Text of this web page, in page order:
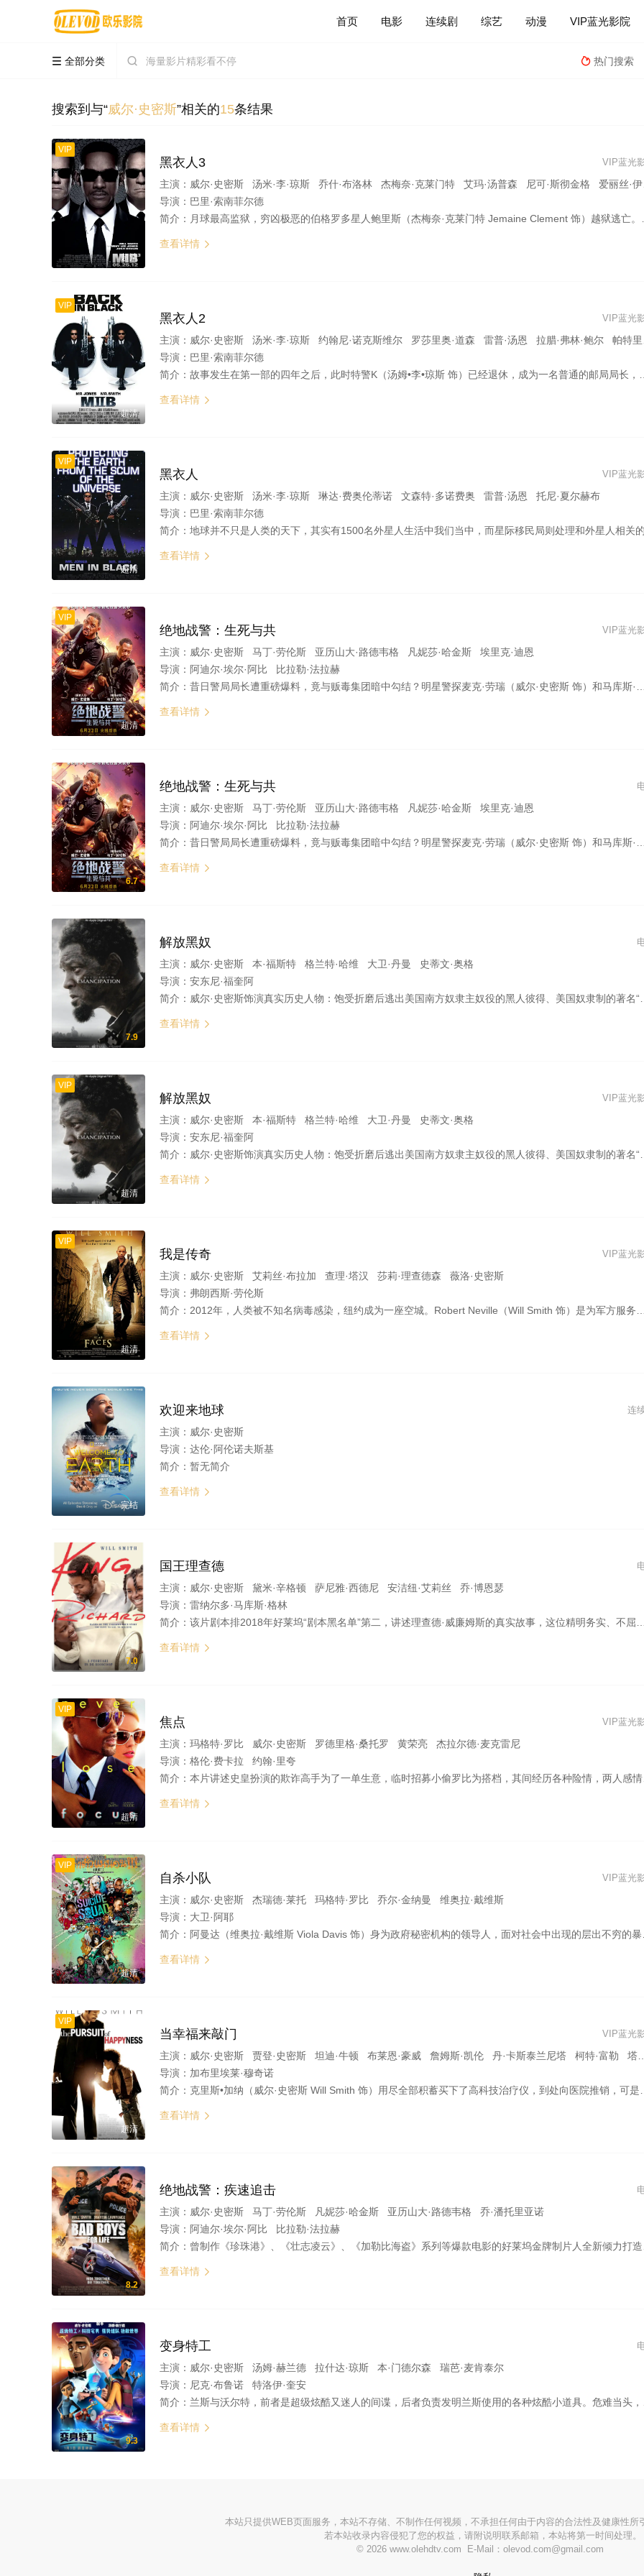
首页 电影 连续剧 综艺 动漫 VIP蓝光影院
 全部分类   热门搜索
搜索到与“威尔·史密斯”相关的15条结果
VIP
超清
VIP蓝光
黑衣人3
主演： 威尔·史密斯 汤米·李·琼斯 乔什·布洛林 杰梅奈·克莱门特 艾玛·汤普森 尼可·斯彻金格 爱丽丝·伊芙 大卫·拉斯彻 比尔·哈德尔 迈克尔·斯图巴
导演： 巴里·索南菲尔德
简介： 月球最高监狱，穷凶极恶的伯格罗多星人鲍里斯（杰梅奈·克莱门特 Jemaine Clement 饰）越狱逃亡。他在1969年犯下邪恶罪行，最终被年轻的K（乔什·布洛林 Josh Brolin 饰） 砍掉一只手臂，送入监狱。此次他逃脱的目的，就是穿越时空杀死K。与此同时，J （威尔·史密斯 Will Smith 饰）和K（汤米·李·琼斯 Tommy Lee Jones 饰）一如既往处理各种外星人引起的混乱，因对鲍里斯的案件三缄其口，两个好搭档心生隔阂。 崭新的一天，J发现K消失不见，周围更几乎没人知道K这个人。此时的K已在40年前被鲍里斯杀死，他所建立的A网也不复存在。在这危急时刻，伯格罗多星人大举入侵地球。为了保护家园，J必须穿越时空再次改变历史……
查看详情 
VIP
超清
VIP蓝光
黑衣人2
主演： 威尔·史密斯 汤米·李·琼斯 约翰尼·诺克斯维尔 罗莎里奥·道森 雷普·汤恩 拉腊·弗林·鲍尔 帕特里克·沃伯顿 迈克尔·杰克逊
导演： 巴里·索南菲尔德
简介： 故事发生在第一部的四年之后，此时特警K（汤姆•李•琼斯 饰）已经退休，成为一名普通的邮局局长，而J（威尔•史密斯 饰）则继续从事MIB的工作。 卡洛瑟星邪恶女王蛇莲娜来到地球需找宇宙能量“萨塔之星”，占领了MIB的总部。而当年逃亡到地球的萨塔公主萝娜曾请求MIB把 “萨塔之星”藏在地球，全面负责这件事情的K为了地球的安全，拒绝了她。 面对来势汹汹的蛇莲娜，MIB派J去寻找k，调查当年事件的真相，怎样说服失去记忆的K相信外星人的存在，成了J面临的第一个难题……
查看详情 
VIP
超清
VIP蓝光
黑衣人
主演： 威尔·史密斯 汤米·李·琼斯 琳达·费奥伦蒂诺 文森特·多诺费奥 雷普·汤恩 托尼·夏尔赫布
导演： 巴里·索南菲尔德
简介： 地球并不只是人类的天下，其实有1500名外星人生活中我们当中，而星际移民局则处理和外星人相关的事情。 纽约普通警察爱德华兹（威尔·史密斯 饰）因缘际会之下加入了这一组织，成为MIB的一员，代号J，从此没有名字、没有身份，成为特警K（汤姆·李·琼斯 饰）的搭档。 J应对的 第一起事件就是虫族的入侵。亚基伦王子罗斯伯在地球被虫族杀害，而他随身携带的“银河系”——宇宙次原子能源的最好来源也失踪了，若虫族找到，将给亚基伦人带来毁灭性的打击；亚基伦人发出最后通牒，如果地球人不能在一个小时之内交出“银河系”，他们就摧毁地球。 为了地球的安全，K和J不得不挺身而出。
查看详情 
VIP
超清
VIP蓝光
绝地战警：生死与共
主演： 威尔·史密斯 马丁·劳伦斯 亚历山大·路德韦格 凡妮莎·哈金斯 埃里克·迪恩
导演： 阿迪尔·埃尔·阿比 比拉勒·法拉赫
简介： 昔日警局局长遭重磅爆料，竟与贩毒集团暗中勾结？明星警探麦克·劳瑞（威尔·史密斯 饰）和马库斯·伯纳特（马丁·劳伦斯 饰）惨遭背刺，一夜从吃瓜群众沦为全美通缉犯！“怨种兄弟”为查明真相被迫重出江湖，迎接全新刺激挑战！黄金搭档能否绝处求生，在毒贩与同僚的双面夹击下洗刷污名？
查看详情 
6.7
绝地战警：生死与共
主演： 威尔·史密斯 马丁·劳伦斯 亚历山大·路德韦格 凡妮莎·哈金斯 埃里克·迪恩
导演： 阿迪尔·埃尔·阿比 比拉勒·法拉赫
简介： 昔日警局局长遭重磅爆料，竟与贩毒集团暗中勾结？明星警探麦克·劳瑞（威尔·史密斯 饰）和马库斯·伯纳特（马丁·劳伦斯 饰）惨遭背刺，一夜从吃瓜群众沦为全美通缉犯！“怨种兄弟”为查明真相被迫重出江湖，迎接全新刺激挑战！黄金搭档能否绝处求生，在毒贩与同僚的双面夹击下洗刷污名？
查看详情 
7.9
解放黑奴
主演： 威尔·史密斯 本·福斯特 格兰特·哈维 大卫·丹曼 史蒂文·奥格
导演： 安东尼·福奎阿
简介： 威尔·史密斯饰演真实历史人物：饱受折磨后逃出美国南方奴隶主奴役的黑人彼得、美国奴隶制的著名“证据”照片的主人公。 影片风格被描述为比起《为奴十二年》，更像梅尔·吉布森执导的《启示录》，Willam N. Collage写剧本，故事来自彼得的真实经历：他从奴隶主手中逃出，忍受着冷血的猎人的追杀和路易斯安那州危险的沼泽，一路向北。而当逃到北方军中，接受检查时，彼得露出了自己被种植园中的监工鞭笞得累累伤痕的后背。这一幕被拍成了著名的照片“被鞭打的脊背”(the scourged back)，刊登在1863年5月的《Independent》，以及当年7月4日的《Harper’s Weekly》。该照片成为美国奴隶制残忍暴行的证据之一，发布后推动了废奴运动和促使许多自由的黑人加入联邦军，并流传到世界各地，传言称这张照片使得法国等国家拒绝从美国南方购买棉花。
查看详情 
VIP
超清
VIP蓝光
解放黑奴
主演： 威尔·史密斯 本·福斯特 格兰特·哈维 大卫·丹曼 史蒂文·奥格
导演： 安东尼·福奎阿
简介： 威尔·史密斯饰演真实历史人物：饱受折磨后逃出美国南方奴隶主奴役的黑人彼得、美国奴隶制的著名“证据”照片的主人公。 影片风格被描述为比起《为奴十二年》，更像梅尔·吉布森执导的《启示录》，Willam N. Collage写剧本，故事来自彼得的真实经历：他从奴隶主手中逃出，忍受着冷血的猎人的追杀和路易斯安那州危险的沼泽，一路向北。而当逃到北方军中，接受检查时，彼得露出了自己被种植园中的监工鞭笞得累累伤痕的后背。这一幕被拍成了著名的照片“被鞭打的脊背”(the scourged back)，刊登在1863年5月的《Independent》，以及当年7月4日的《Harper’s Weekly》。该照片成为美国奴隶制残忍暴行的证据之一，发布后推动了废奴运动和促使许多自由的黑人加入联邦军，并流传到世界各地，传言称这张照片使得法国等国家拒绝从美国南方购买棉花。
查看详情 
VIP
超清
VIP蓝光
我是传奇
主演： 威尔·史密斯 艾莉丝·布拉加 查理·塔汉 莎莉·理查德森 薇洛·史密斯
导演： 弗朗西斯·劳伦斯
简介： 2012年，人类被不知名病毒感染，纽约成为一座空城。Robert Neville（Will Smith 饰）是为军方服务的科学家，也是对病毒有免疫力的幸存者。白天，他带着狗Sam在街道上寻找食物，用广播寻找幸存者，在实验室里研究治愈病毒的方法；晚上，他只能躲在屋子里，因为那些感染病毒而没有死亡的人们，成为了“夜魔”只能夜晚出来活动，丧失理智，会攻击所有的人。 某天，Sam也感染病毒死去，Robert Neville陷入了前所未有的孤独。当他准备和“夜魔”们同归于尽的时候，另外一个幸存者Anna(Alice Braga 饰)救了他。Anna相信山上的隔离区还有幸存者，但是固执的Robert Neville却坚持守在纽约。 又一个晚上，“夜魔”攻击Robert Neville的住所，此时他的研究已经获得成功，但是只有坚持到天亮，人类才能得以延存。
查看详情 
完结
连
欢迎来地球
主演： 威尔·史密斯
导演： 达伦·阿伦诺夫斯基
简介： 暂无简介
查看详情 
7.0
国王理查德
主演： 威尔·史密斯 黛米·辛格顿 萨尼雅·西德尼 安洁纽·艾莉丝 乔·博恩瑟
导演： 雷纳尔多·马库斯·格林
简介： 该片剧本排2018年好莱坞“剧本黑名单”第二，讲述理查德·威廉姆斯的真实故事，这位精明务实、不屈不挠、没有任何网球背景的父亲培养 出了两个网球天才，她们后来成了超级巨星——维纳斯·威廉姆斯和塞雷娜·威廉姆斯(大威小威)。 理查德·威廉姆斯为女儿们的职业网球生涯起草了一份78页的计划，女孩们在康普顿破旧、杂草丛生的公共球场上学会了这项运动。据报道，在那之前，她们的父亲与一些不喜欢这项运动、不肯让位的年轻硬汉发生了争执。威廉姆斯姐妹后来成为了网球史上最伟大的女选手之二。
查看详情 
VIP
超清
VIP蓝光
焦点
主演： 玛格特·罗比 威尔·史密斯 罗德里格·桑托罗 黄荣亮 杰拉尔德·麦克雷尼
导演： 格伦·费卡拉 约翰·里夸
简介： 本片讲述史皇扮演的欺诈高手为了一单生意，临时招募小偷罗比为搭档，其间经历各种险情，两人感情也开始升温。
查看详情 
VIP
超清
VIP蓝光
自杀小队
主演： 威尔·史密斯 杰瑞德·莱托 玛格特·罗比 乔尔·金纳曼 维奥拉·戴维斯
导演： 大卫·阿耶
简介： 阿曼达（维奥拉·戴维斯 Viola Davis 饰）身为政府秘密机构的领导人，面对社会中出现的层出不穷的暴力恐怖袭击事件，决心启用一批被关押在监狱中判了无期徒刑的超级反派们，他们是小丑女（玛歌特·罗比 Margot Robbie 饰）、死亡射手（威尔·史密斯 Will Smith 饰）、回旋镖队长（杰·科特尼 Jai Courtney 饰）、复仇恶魔（杰伊·赫尔南德兹 Jay Hernandez 饰）和杀手鳄（阿德沃尔·阿吉纽依-艾格拜吉 Adewale Akinnuoye-Agbaje 饰）。 他们所要面对的，是拥有强大法力的魅巫（卡拉·迪瓦伊 Cara Delevingne 饰），她和她的哥哥一起制造了一种非常危险的武器，企图用此控制全人类。除此之外，阿曼达还必须提防为了解救女友小丑女而不惜一切手段的危险人物小丑
查看详情 
VIP
超清
VIP蓝光
当幸福来敲门
主演： 威尔·史密斯 贾登·史密斯 坦迪·牛顿 布莱恩·豪威 詹姆斯·凯伦 丹·卡斯泰兰尼塔 柯特·富勒 塔卡尤·费舍尔 凯文·韦斯特 乔治·张 戴维·迈克尔·西尔弗曼 多米尼克·博夫 杰弗·卡伦 乔伊芙·拉文 斯科特·克拉斯
导演： 加布里埃莱·穆奇诺
简介： 克里斯•加纳（威尔·史密斯 Will Smith 饰）用尽全部积蓄买下了高科技治疗仪，到处向医院推销，可是价格高昂，接受的人不多。就算他多努力都无法提供一个良好的生活环境给妻儿，妻子（桑迪·牛顿 Thandie Newton 饰）最终选择离开家。从此他带着儿子克里斯托夫（贾登·史密斯 Jaden Smith 饰）相依为命。克里斯好不容易争取回来一个股票投资公司实习的机会，就算没有报酬，成功机会只有百分之五，他仍努力奋斗，儿子是他的力量。他看尽白眼，与儿子躲在地铁站里的公共厕所里，住在教堂的收容所里…… 他坚信，幸福明天就会来临
查看详情 
8.2
绝地战警：疾速追击
主演： 威尔·史密斯 马丁·劳伦斯 凡妮莎·哈金斯 亚历山大·路德韦格 乔·潘托里亚诺
导演： 阿迪尔·埃尔·阿比 比拉勒·法拉赫
简介： 曾制作《珍珠港》、《壮志凌云》、《加勒比海盗》系列等爆款电影的好莱坞金牌制片人全新倾力打造的《绝地战警：疾速追击》，讲述了迈阿密警员麦克（威尔·史密斯饰）遭遇神秘黑帮势力的暗杀伏击，为了迎战势力庞大火力惊人的黑帮分子，解决隐藏在暗处的危机，麦克找回曾经的搭档马库斯（马丁·劳伦斯饰），“嘴炮二人组”再度集结开启沙雕模式，不仅时刻上演逗比互怼，更在迈阿密街头与黑帮展开空前绝后的飙车枪战大戏。这对最佳搭档究竟能否在枪林弹雨下突出重围，找出幕后黑手完成绝地反杀？
查看详情 
9.3
变身特工
主演： 威尔·史密斯 汤姆·赫兰德 拉什达·琼斯 本·门德尔森 瑞芭·麦肯泰尔
导演： 尼克·布鲁诺 特洛伊·奎安
简介： 兰斯与沃尔特，前者是超级炫酷又迷人的间谍，后者负责发明兰斯使用的各种炫酷小道具。危难当头，他们必须团结一致才能拯救世界。
查看详情 
本站只提供WEB页面服务，本站不存储、不制作任何视频，不承担任何由于内容的合法性及健康性所
若本站收录内容侵犯了您的权益，请附说明联系邮箱，本站将第一时间处理。
© 2026 www.olehdtv.com E-Mail：olevod.com@gmail.com